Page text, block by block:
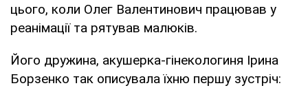
цього, коли Олег Валентинович працював у
реанімації та рятував малюків.
Його дружина, акушерка-гінекологиня Ірина
Борзенко так описувала їхню першу зустріч: